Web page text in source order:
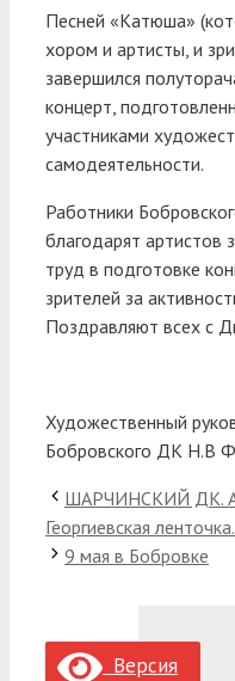
Песней «Катюша»
хором и артисты, и
завершился
концерт,
участниками
самодеятельности.
Работники
благодарят артистов
труд в подготовке
зрителей за
Поздравляют всех с
Художественный
Бобровского ДК Н.В
ШАРЧИНСКИЙ ДК.
Георгиевская ленточка.
9 мая в Бобровке
Версия